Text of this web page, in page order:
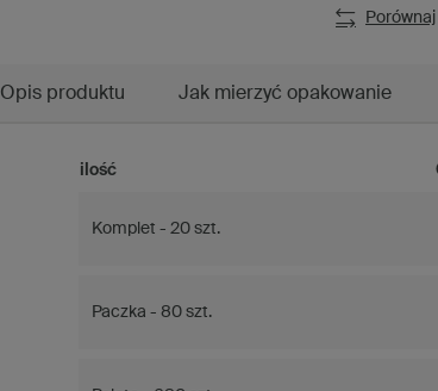
Porównaj
Opis produktu Jak mierzyć opakowanie
ilość
Komplet - 20 szt.
Paczka - 80 szt.